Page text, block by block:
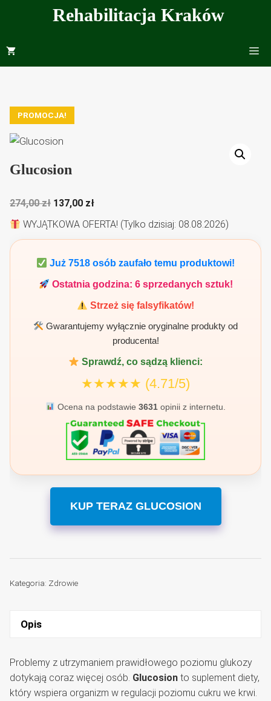
Rehabilitacja Kraków
PROMOCJA!
Glucosion
274,00zł Pierwotna
cena
137,00 złAktualna
cena
wynosi:
WYJĄTKOWA OFERTA! (Tylko dzisiaj: 08.08.2026)
Już7518 osób zaufało temu produktowi!
Ostatnia godzina: 6sprzedanych sztuk!
Strzeż się falsyfikatów!
Gwarantujemy wyłącznie oryginalne produkty od
producenta!
Sprawdź, co sądzą klienci:
★★★★★ (4.71/5)
Ocena na podstawie 3631opinii z internetu.
KUP TERAZ GLUCOSION
Kategoria: Zdrowie
Opis
Problemy z utrzymaniem prawidłowego poziomu glukozy
dotykają coraz więcej osób. Glucosion to suplement diety,
który wspiera organizm w regulacji poziomu cukru we krwi.